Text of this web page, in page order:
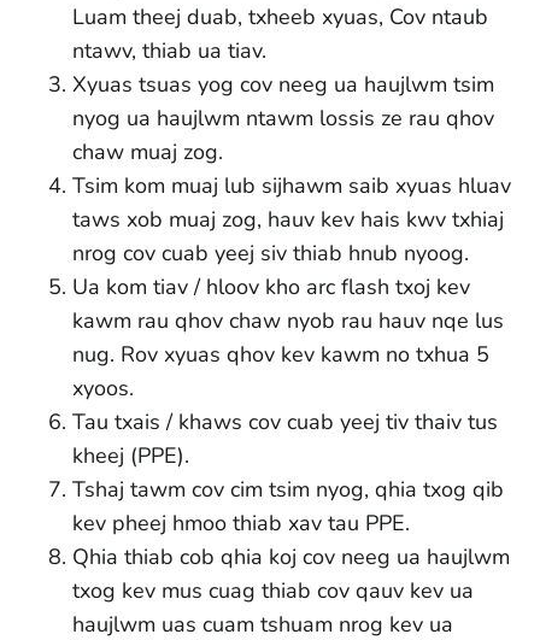
Luam theej duab, txheeb xyuas, Cov ntaub
ntawv, thiab ua tiav.
Xyuas tsuas yog cov neeg ua haujlwm tsim
nyog ua haujlwm ntawm lossis ze rau qhov
chaw muaj zog.
Tsim kom muaj lub sijhawm saib xyuas hluav
taws xob muaj zog, hauv kev hais kwv txhiaj
nrog cov cuab yeej siv thiab hnub nyoog.
Ua kom tiav / hloov kho arc flash txoj kev
kawm rau qhov chaw nyob rau hauv nqe lus
nug. Rov xyuas qhov kev kawm no txhua 5
xyoos.
Tau txais / khaws cov cuab yeej tiv thaiv tus
kheej (PPE).
Tshaj tawm cov cim tsim nyog, qhia txog qib
kev pheej hmoo thiab xav tau PPE.
Qhia thiab cob qhia koj cov neeg ua haujlwm
txog kev mus cuag thiab cov qauv kev ua
haujlwm uas cuam tshuam nrog kev ua